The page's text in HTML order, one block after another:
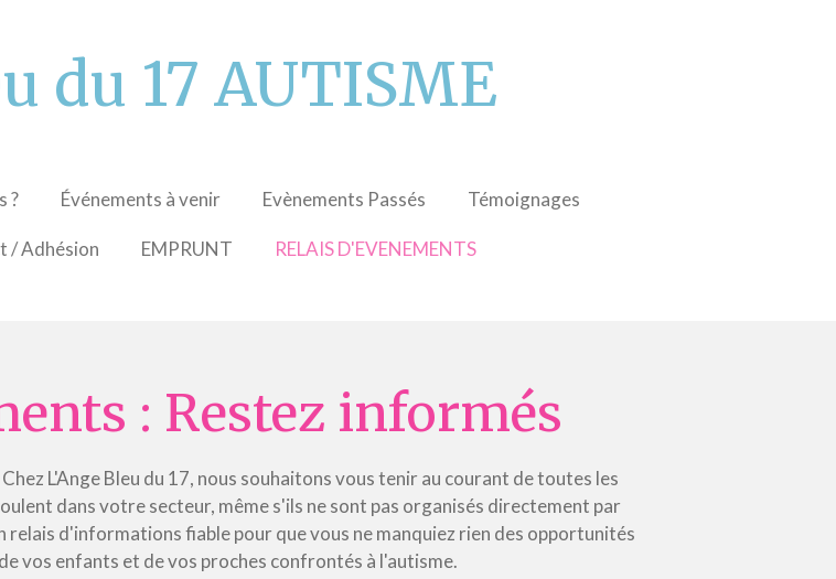
du 17 AUTISME
? Événements à venir Evènements Passés Témoignages
/ Adhésion EMPRUNT RELAIS D'EVENEMENTS
: Restez informés
L'Ange Bleu du 17, nous souhaitons vous tenir au courant de toutes les
dans votre secteur, même s'ils ne sont pas organisés directement par
d'informations fiable pour que vous ne manquiez rien des opportunités
vos enfants et de vos proches confrontés à l'autisme.